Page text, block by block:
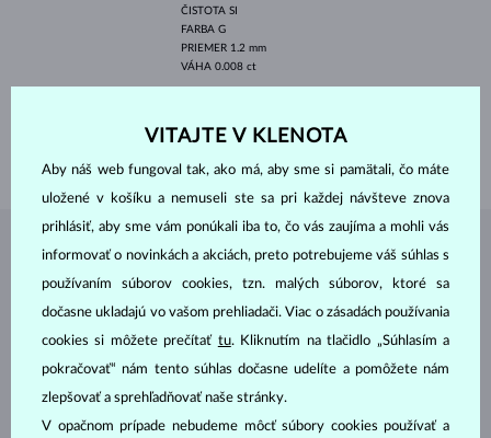
ČISTOTA SI
FARBA G
PRIEMER 1.2 mm
VÁHA 0.008 ct
420.00 mm
ŠPERKY ZATELIÉRU KLENOTA
VITAJTE V KLENOTA
Aby náš web fungoval tak, ako má, aby sme si pamätali, čo máte
uložené v košíku a nemuseli ste sa pri každej návšteve znova
prihlásiť, aby sme vám ponúkali iba to, čo vás zaujíma a mohli vás
informovať o novinkách a akciách, preto potrebujeme váš súhlas s
používaním súborov cookies, tzn. malých súborov, ktoré sa
dočasne ukladajú vo vašom prehliadači. Viac o zásadách používania
cookies si môžete prečítať tu. Kliknutím na tlačidlo „Súhlasím a
pokračovať“ nám tento súhlas dočasne udelíte a pomôžete nám
zlepšovať a sprehľadňovať naše stránky.
V opačnom prípade nebudeme môcť súbory cookies používať a